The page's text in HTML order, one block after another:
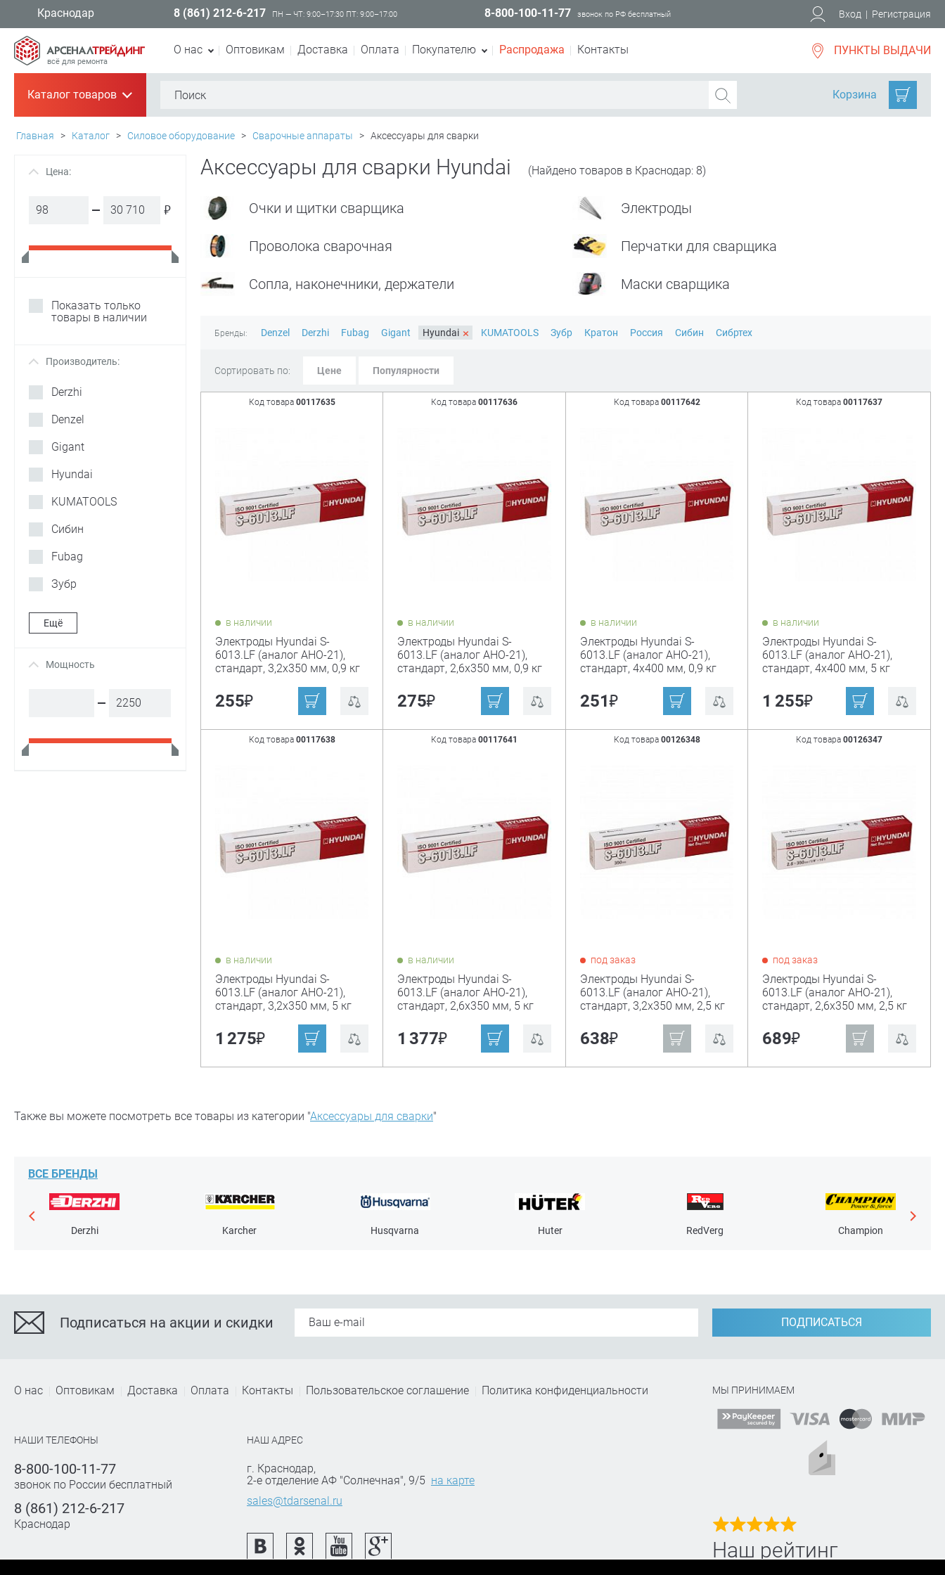
Краснодар 8 (861) 212-6-217 ПН — ЧТ: 9:00–17:30 ПТ: 9:00–17:00 8-800-100-11-77 звонок по РФ бесплатный Вход | Регистрация
всё для ремонта
О нас Оптовикам Доставка Оплата Покупателю Распродажа Контакты ПУНКТЫ ВЫДАЧИ
Каталог товаров+ Корзина
Главная > Каталог > Силовое оборудование > Сварочные аппараты > Аксессуары для сварки
+ Цена:
₽
Показать только
товары в наличии
+ Производитель:
Derzhi
Denzel
Gigant
Hyundai
KUMATOOLS
Сибин
Fubag
Зубр
Кратон
Сибртех
Ещё
+ Мощность
Аксессуары для сварки Hyundai (Найдено товаров в Краснодар: 8)
Очки и щитки сварщика Электроды
Проволока сварочная Перчатки для сварщика
Сопла, наконечники, держатели Маски сварщика
Бренды: Denzel Derzhi Fubag Gigant Hyundai × KUMATOOLS Зубр Кратон Россия Сибин Сибртех
Сортировать по: Цене Популярности
Код товара 00117635
в наличии
Электроды Hyundai S-
6013.LF (аналог АНО-21),
стандарт, 3,2х350 мм, 0,9 кг
255₽
Код товара00117636
в наличии
Электроды Hyundai S-
6013.LF (аналог АНО-21),
стандарт, 2,6х350 мм, 0,9 кг
275₽
Код товара 00117642
в наличии
Электроды Hyundai S-
6013.LF (аналог АНО-21),
стандарт, 4х400 мм, 0,9 кг
251₽
Код товара00117637
в наличии
Электроды Hyundai S-
6013.LF (аналог АНО-21),
стандарт, 4х400 мм, 5 кг
1 255₽
Код товара 00117638
в наличии
Электроды Hyundai S-
6013.LF (аналог АНО-21),
стандарт, 3,2х350 мм, 5 кг
1 275₽
Код товара00117641
в наличии
Электроды Hyundai S-
6013.LF (аналог АНО-21),
стандарт, 2,6х350 мм, 5 кг
1 377₽
Код товара 00126348
под заказ
Электроды Hyundai S-
6013.LF (аналог АНО-21),
стандарт, 3,2х350 мм, 2,5 кг
638₽
Код товара00126347
под заказ
Электроды Hyundai S-
6013.LF (аналог АНО-21),
стандарт, 2,6х350 мм, 2,5 кг
689₽
Также вы можете посмотреть все товары из категории "Аксессуары для сварки"
ВСЕ БРЕНДЫ
Derzhi Karcher Husqvarna Huter RedVerg Champion
Подписаться на акции и скидки ПОДПИСАТЬСЯ
О нас Оптовикам Доставка Оплата Контакты Пользовательское соглашение Политика конфиденциальности
НАШИ ТЕЛЕФОНЫ
8-800-100-11-77
звонок по России бесплатный
8 (861) 212-6-217
Краснодар
НАШ АДРЕС
г. Краснодар,
2-е отделение АФ "Солнечная", 9/5 на карте
sales@tdarsenal.ru
МЫ ПРИНИМАЕМ
Наш рейтинг